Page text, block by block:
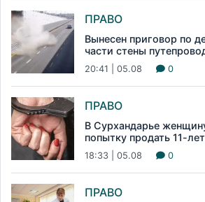
ПРАВО
Вынесен приговор по
части стены
20:41 | 05.08 0
ПРАВО
В Сурхандарье
попытку продать 11-
18:33 | 05.08 0
ПРАВО